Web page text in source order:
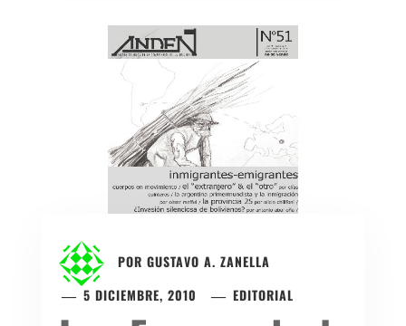
POR GUSTAVO A. ZANELLA
5 DICIEMBRE, 2010
EDITORIAL